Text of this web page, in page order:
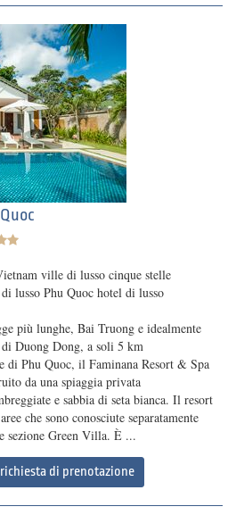
ville di lusso cinque stelle
lusso Phu Quoc hotel di lusso
più lunghe, Bai Truong e idealmente
Duong Dong, a soli 5 km
di Phu Quoc, il Faminana Resort & Spa
da una spiaggia privata
e sabbia di seta bianca. Il resort
che sono conosciute separatamente
sezione Green Villa. È ...
di prenotazione